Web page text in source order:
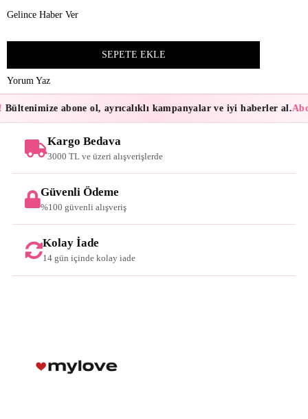
Gelince Haber Ver
Yorum Yaz
Bültenimize abone ol, ayrıcalıklı kampanyalar ve iyi haberler al.
Kargo Bedava
3000 TL ve üzeri alışverişlerde
Güvenli Ödeme
%100 güvenli alışveriş
Kolay İade
14 gün içinde kolay iade